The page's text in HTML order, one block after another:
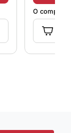
O comprá